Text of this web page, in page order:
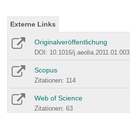
Externe Links
Originalveröffentlichung
DOI: 10.1016/j.aeolia.2011.01.003
Scopus
Zitationen: 114
Web of Science
Zitationen: 63